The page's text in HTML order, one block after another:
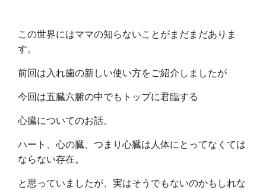
この世界にはママの知らないことがまだまだありま
す。
前回は入れ歯の新しい使い方をご紹介しましたが
今回は五臓六腑の中でもトップに君臨する
心臓についてのお話。
ハート、心の臓、つまり心臓は人体にとってなくては
ならない存在。
と思っていましたが、実はそうでもないのかもしれな